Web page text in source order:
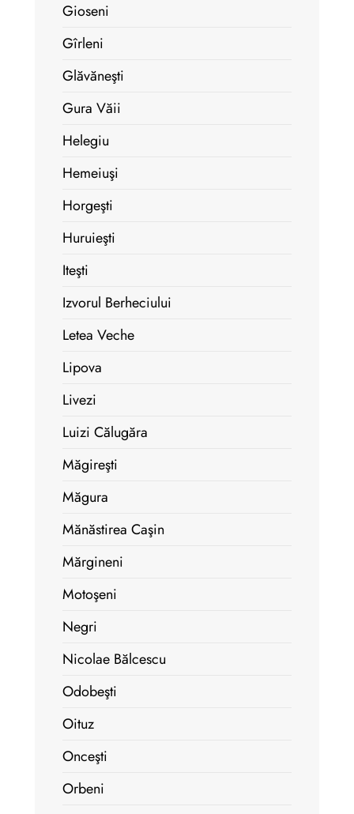
Gioseni
Gîrleni
Glăvăneşti
Gura Văii
Helegiu
Hemeiuşi
Horgeşti
Huruieşti
Iteşti
Izvorul Berheciului
Letea Veche
Lipova
Livezi
Luizi Călugăra
Măgireşti
Măgura
Mănăstirea Caşin
Mărgineni
Motoşeni
Negri
Nicolae Bălcescu
Odobeşti
Oituz
Onceşti
Orbeni